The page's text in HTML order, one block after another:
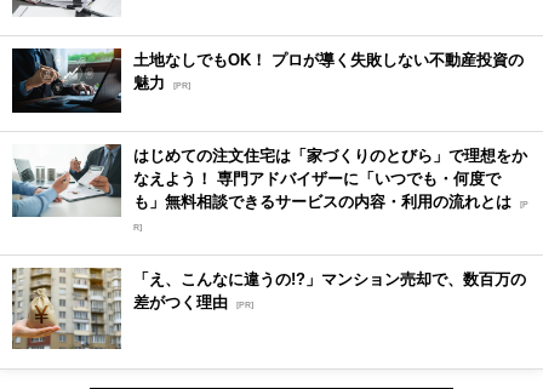
土地なしでもOK！ プロが導く失敗しない不動産投資の
魅力
[PR]
はじめての注文住宅は「家づくりのとびら」で理想をか
なえよう！ 専門アドバイザーに「いつでも・何度で
も」無料相談できるサービスの内容・利用の流れとは [P
R]
「え、こんなに違うの!?」マンション売却で、数百万の
差がつく理由 [PR]